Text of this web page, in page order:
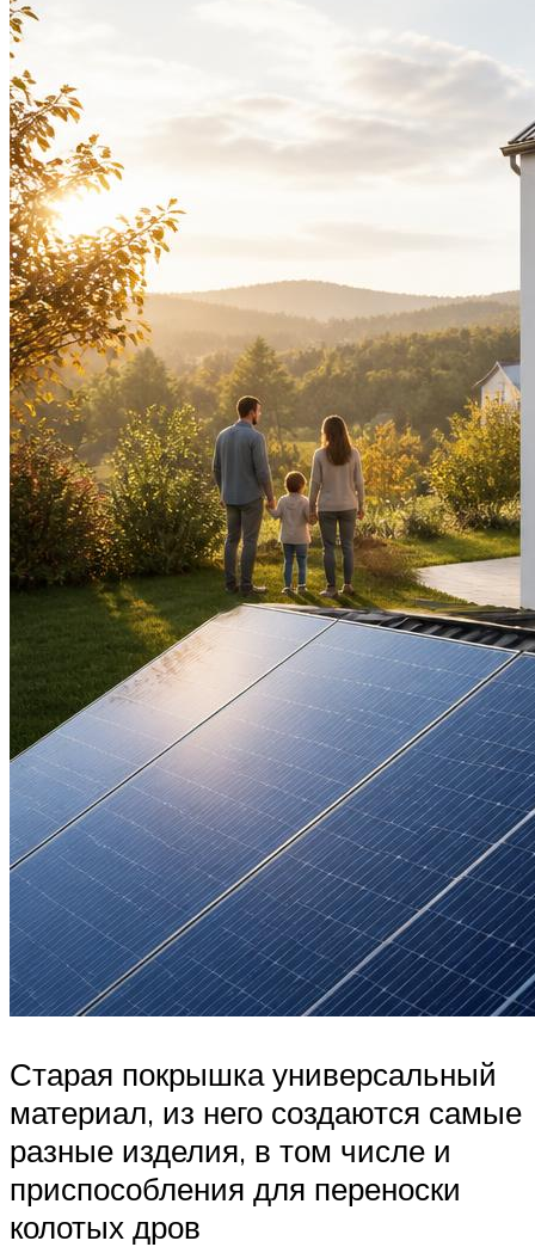
Старая покрышка универсальный
материал, из него создаются самые
разные изделия, в том числе и
приспособления для переноски
колотых дров